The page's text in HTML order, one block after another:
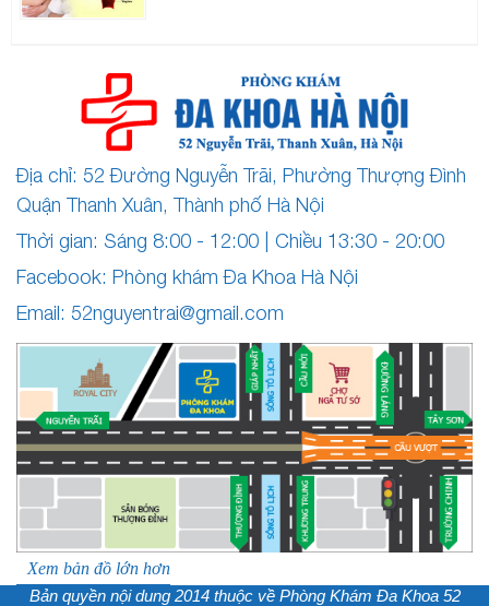
Địa chỉ: 52 Đường Nguyễn Trãi, Phường Thượng Đình
Quận Thanh Xuân, Thành phố Hà Nội
Thời gian: Sáng 8:00 - 12:00 | Chiều 13:30 - 20:00
Facebook: Phòng khám Đa Khoa Hà Nội
Email: 52nguyentrai@gmail.com
Xem bản đồ lớn hơn
Bản quyền nội dung 2014 thuộc về Phòng Khám Đa Khoa 52